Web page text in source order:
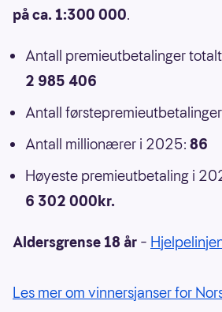
på ca. 1:300 000.
Antall premieutbetalinger
2 985 406
Antall
Antall millionærer i 2025: 86
Høyeste premieutbetaling i
6 302 000kr.
Aldersgrense 18 år –
Les mer om vinnersjanser for